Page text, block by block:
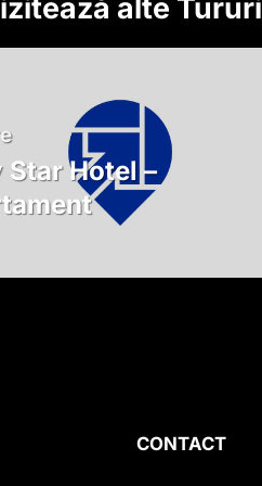
alte Tururi
Star Hotel –
CONTACT